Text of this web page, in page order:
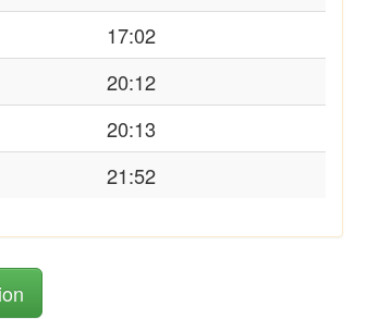
17:02
20:12
20:13
21:52